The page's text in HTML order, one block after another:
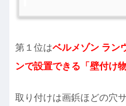
第１位はベルメゾン ラン
ンで設置できる「壁付け
取り付けは画鋲ほどの穴